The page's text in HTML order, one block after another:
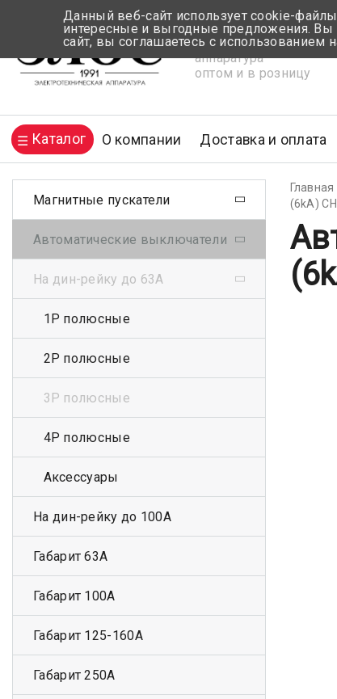
Электротехническая
аппаратура
оптом и в розницу
Каталог О компании Доставка и оплата
Главная
(6kA)
Магнитные пускатели
Автоматические выключатели
На дин-рейку до 63А
1Р полюсные
2Р полюсные
3Р полюсные
4Р полюсные
Аксессуары
На дин-рейку до 100А
Габарит 63А
Габарит 100А
Габарит 125-160А
Габарит 250А
Данный веб-сайт использует cookie-
интересные и выгодные предложения. Вы
сайт, вы соглашаетесь с использованием